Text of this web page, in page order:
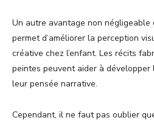
Un autre avantage non négligeable
permet d’améliorer la perception
créative chez l’enfant. Les récits
peintes peuvent aider à développer
leur pensée narrative.
Cependant, il ne faut pas oublier